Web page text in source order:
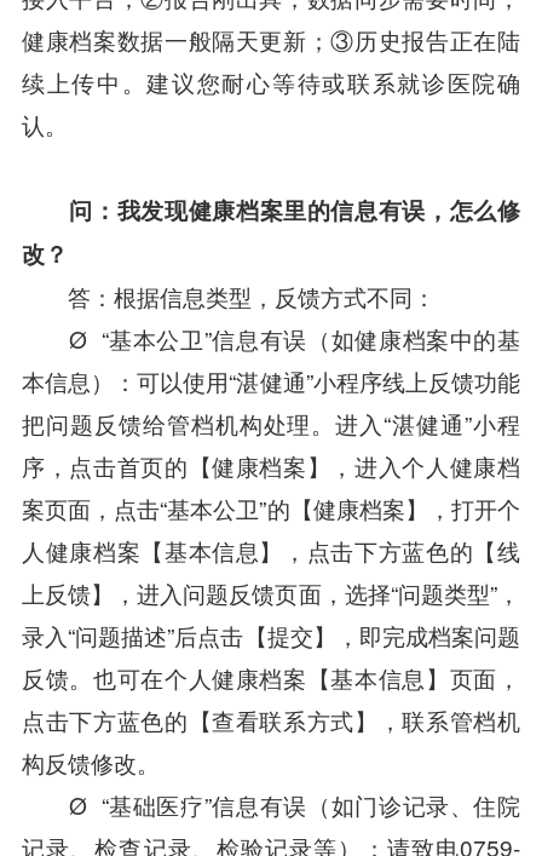
健康档案数据一般隔天更新；③历史报告正在陆
续上传中。建议您耐心等待或联系就诊医院确
认。
问：我发现健康档案里的信息有误，怎么修
改？
答：根据信息类型，反馈方式不同：
Ø “基本公卫”信息有误（如健康档案中的基
本信息）：可以使用“湛健通”小程序线上反馈功能
把问题反馈给管档机构处理。进入“湛健通”小程
序，点击首页的【健康档案】，进入个人健康档
案页面，点击“基本公卫”的【健康档案】，打开个
人健康档案【基本信息】，点击下方蓝色的【线
上反馈】，进入问题反馈页面，选择“问题类型”，
录入“问题描述”后点击【提交】，即完成档案问题
反馈。也可在个人健康档案【基本信息】页面，
点击下方蓝色的【查看联系方式】，联系管档机
构反馈修改。
Ø “基础医疗”信息有误（如门诊记录、住院
记录、检查记录、检验记录等）：请致电0759-